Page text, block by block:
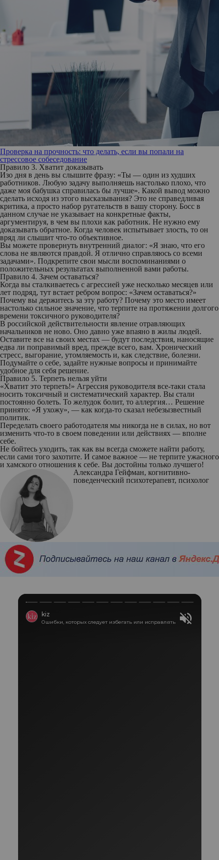
Проверка на прочность: что делать, если вы попали на
стрессовое собеседование
Правило 3. Хватит доказывать
Изо дня в день вы слышите фразу: «Ты — один из худших
работников. Любую задачу выполняешь настолько плохо, что
даже моя бабушка справилась бы лучше». Какой вывод можно
сделать исходя из этого высказывания? Это не справедливая
критика, а просто набор ругательств в вашу сторону. Босс в
данном случае не указывает на конкретные факты,
аргументируя, в чем вы плохи как работник. Не нужно ему
доказывать обратное. Когда человек испытывает злость, то он
вряд ли слышит что-то объективное.
Вы можете провернуть внутренний диалог: «Я знаю, что его
слова не являются правдой. Я отлично справляюсь со всеми
задачами». Подкрепите свои мысли воспоминаниями о
положительных результатах выполненной вами работы.
Правило 4. Зачем оставаться?
Когда вы сталкиваетесь с агрессией уже несколько месяцев или
лет подряд, тут встает ребром вопрос: «Зачем оставаться?»
Почему вы держитесь за эту работу? Почему это место имеет
настолько сильное значение, что терпите на протяжении долгого
времени токсичного руководителя?
В российской действительности явление отравляющих
начальников не ново. Оно давно уже впаяно в жилы людей.
Оставите все на своих местах — будут последствия, наносящие
едва ли поправимый вред, прежде всего, вам. Хронический
стресс, выгорание, утомляемость и, как следствие, болезни.
Подумайте о себе, задайте нужные вопросы и принимайте
удобное для себя решение.
Правило 5. Терпеть нельзя уйти
«Хватит это терпеть!» Агрессия руководителя все-таки стала
носить токсичный и систематический характер. Вы стали
постоянно болеть. То желудок болит, то аллергия… Решение
принято: «Я ухожу», — как когда-то сказал небезызвестный
политик.
Переделать своего работодателя мы никогда не в силах, но вот
изменить что-то в своем поведении или действиях — вполне
себе.
Не бойтесь уходить, так как вы всегда сможете найти работу,
если сами того захотите. И самое важное — не терпите ужасного
и хамского отношения к себе. Вы достойны только лучшего!
Александра Гейфман, когнитивно-
поведенческий психотерапевт, психолог